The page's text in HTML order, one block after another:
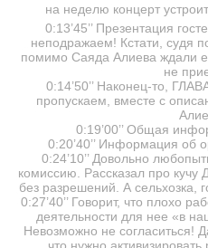
на неделю концерт
0:13’45’’ Презентация
неподражаем! Кстати, судя
помимо Саяда Алиева ждали
не
0:14’50’’ Наконец-то,
пропускаем, вместе с
0:19’00’’ Общая
0:20’40’’ Информация об
0:24’10’’ Довольно
комиссию. Рассказал про кучу
без разрешений. А сельхозка,
0:27’40’’ Говорит, что плохо
деятельности для нее «в
Невозможно не согласиться!
что нужно